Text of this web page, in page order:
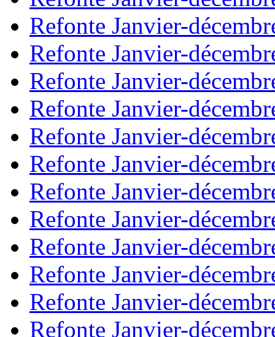
Refonte Janvier-
Refonte Janvier-
Refonte Janvier-
Refonte Janvier-
Refonte Janvier-
Refonte Janvier-
Refonte Janvier-
Refonte Janvier-
Refonte Janvier-
Refonte Janvier-
Refonte Janvier-
Refonte Janvier-